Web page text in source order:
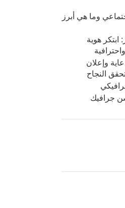
وما هي أبرز
هوية
وإعلان
النجاح
جرافيك